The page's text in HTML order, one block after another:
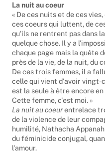
La nuit au coeur
« De ces nuits et de ces
ces coeurs qui luttent, de
qu'ils ne rentrent pas dans
quelque chose. Il y a
chaque page mais la quête
près de la vie, de la nuit, du
De ces trois femmes, il a
celle qui vient d'avoir vingt-
est la seule à être encore
Cette femme, c'est moi. »
La nuit au coeurentrelace
de la violence de leur
humilité, Nathacha
du féminicide conjugal,
l'amour.